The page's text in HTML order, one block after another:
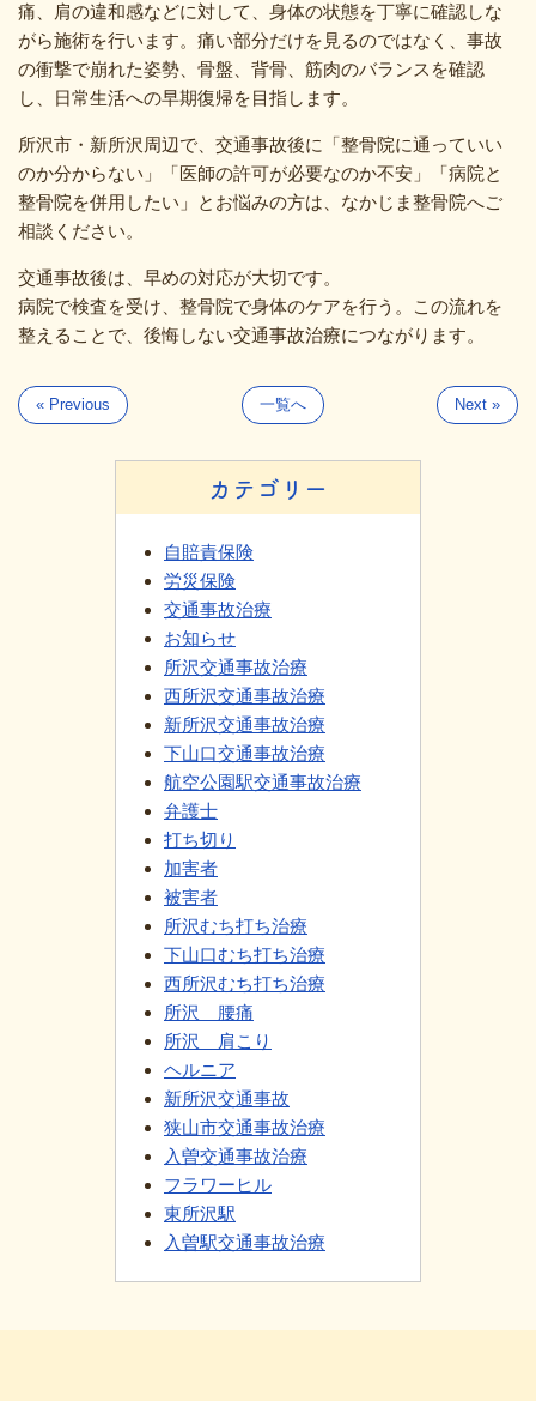
痛、肩の違和感などに対して、身体の状態を丁寧に確認しな
がら施術を行います。痛い部分だけを見るのではなく、事故
の衝撃で崩れた姿勢、骨盤、背骨、筋肉のバランスを確認
し、日常生活への早期復帰を目指します。
所沢市・新所沢周辺で、交通事故後に「整骨院に通っていい
のか分からない」「医師の許可が必要なのか不安」「病院と
整骨院を併用したい」とお悩みの方は、なかじま整骨院へご
相談ください。
交通事故後は、早めの対応が大切です。
病院で検査を受け、整骨院で身体のケアを行う。この流れを
整えることで、後悔しない交通事故治療につながります。
« Previous 一覧へ Next »
カテゴリー
自賠責保険
労災保険
交通事故治療
お知らせ
所沢交通事故治療
西所沢交通事故治療
新所沢交通事故治療
下山口交通事故治療
航空公園駅交通事故治療
弁護士
打ち切り
加害者
被害者
所沢むち打ち治療
下山口むち打ち治療
西所沢むち打ち治療
所沢 腰痛
所沢 肩こり
ヘルニア
新所沢交通事故
狭山市交通事故治療
入曽交通事故治療
フラワーヒル
東所沢駅
入曽駅交通事故治療